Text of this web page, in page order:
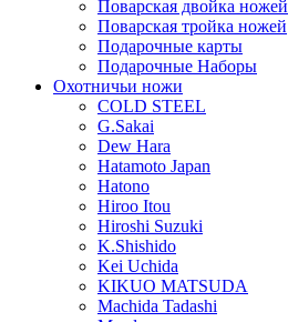
Поварская двойка ножей
Поварская тройка ножей
Подарочные карты
Подарочные Наборы
Охотничьи ножи
COLD STEEL
G.Sakai
Dew Hara
Hatamoto Japan
Hatono
Hiroo Itou
Hiroshi Suzuki
K.Shishido
Kei Uchida
KIKUO MATSUDA
Machida Tadashi